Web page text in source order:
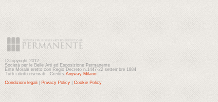
©Copyright 2012
Società per le Belle Arti ed Esposizione Permanente
Ente Morale eretto con Regio Decreto n.1447-22 settembre 1884
Tutti i diritti riservati - Credits Anyway Milano
Condizioni legali
Privacy Policy Cookie Policy